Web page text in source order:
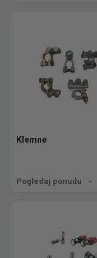
Klemne
Pogledaj ponudu